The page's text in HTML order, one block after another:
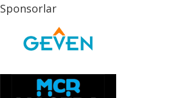
Sponsorlar